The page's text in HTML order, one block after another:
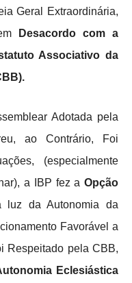
Geral Extraordinária,
Desacordo com a
Associativo da
Adotada pela
ao Contrário, Foi
(especialmente
a IBP fez a Opção
luz da Autonomia da
Favorável a
Respeitado pela CBB,
Eclesiástica